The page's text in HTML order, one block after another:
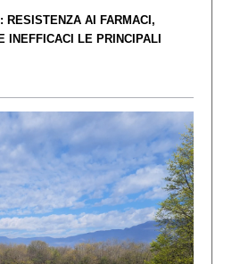
RESISTENZA AI FARMACI,
INEFFICACI LE PRINCIPALI